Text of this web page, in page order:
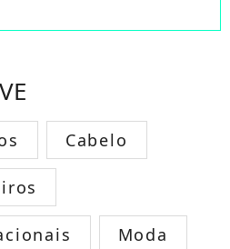
Cabelo
Moda